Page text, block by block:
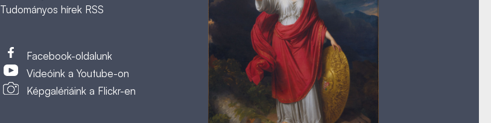
Tudományos hírek RSS
Facebook-oldalunk
Videóink a Youtube-on
Képgalériáink a Flickr-en